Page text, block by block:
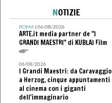
NOTIZIE
ROMA| 06/08/2026
ARTE.it media partner de "I
GRANDI MAESTRI" di KUBLAI Film
06/08/2026
I Grandi Maestri: da Caravaggio
a Herzog, cinque appuntamenti
al cinema con i giganti
dell'immaginario